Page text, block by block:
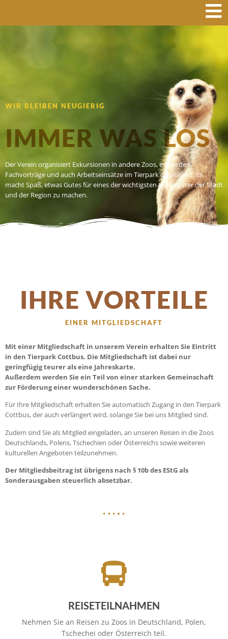
WIR BLEIBEN NEUGIERIG
IMMER WAS LOS
Der Verein organisiert Exkursionen in andere Zoos, es werden
Fachvorträge und auch Arbeitseinsätze im Tierpark organisiert. Es
macht Spaß, etwas Gutes für eines der wichtigsten Kulturgüter der Stadt
und der Region zu machen.
IHRE VORTEILE
EINER MITGLIEDSCHAFT
Mit einer Mitgliedschaft in unserem Verein erhalten Sie Eintritt
in den Tierpark Cottbus. Die Mitgliedschaft ist dabei nur
geringfügig teurer als eine Jahreskarte.
Außerdem werden Sie ein Teil von einer starken Gemeinschaft
zur Förderung einer wunderschönen Sache.
Für Ihre Mitgliedschaft erhalten Sie automatisch Zugang in den Tierpark
Cottbus, der auch verlängert wird, solange Sie bei uns Mitglied sind.
Zudem sind Sie als Mitglied eingeladen, an unseren Reisen in die Zoos
Deutschlands, Polens, Tschechien oder Österreichs sowie weiteren
kulturellen Angeboten teilzunehmen.
Der Mitgliedsbeitrag ist übrigens nach § 10b des EStG als
Sonderausgaben steuerlich absetzbar.
REISETEILNAHMEN
Nehmen Sie an Reisen zu Zoos in Deutschland, Polen,
Tschechei oder Österreich teil.